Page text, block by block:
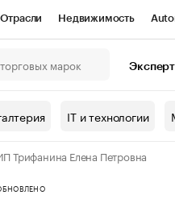
Отрасли Недвижимость
Проверка контрагентов
IT и технологии
Трифанина Елена Петровна